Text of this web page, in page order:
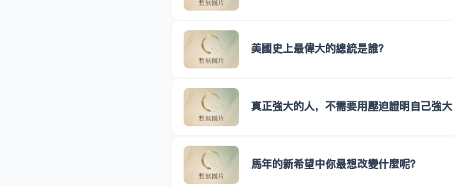
美國史上最偉大的總統是誰？
真正強大的人，不需要用壓迫證明自己強大
馬年的新希望中你最想改變什麼呢？